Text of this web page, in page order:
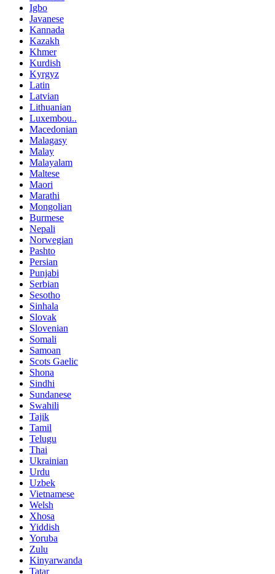
Igbo
Javanese
Kannada
Kazakh
Khmer
Kurdish
Kyrgyz
Latin
Latvian
Lithuanian
Luxembou..
Macedonian
Malagasy
Malay
Malayalam
Maltese
Maori
Marathi
Mongolian
Burmese
Nepali
Norwegian
Pashto
Persian
Punjabi
Serbian
Sesotho
Sinhala
Slovak
Slovenian
Somali
Samoan
Scots Gaelic
Shona
Sindhi
Sundanese
Swahili
Tajik
Tamil
Telugu
Thai
Ukrainian
Urdu
Uzbek
Vietnamese
Welsh
Xhosa
Yiddish
Yoruba
Zulu
Kinyarwanda
Tatar